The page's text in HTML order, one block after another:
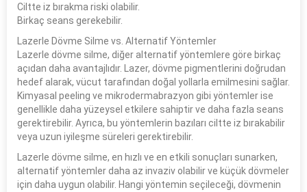
Ciltte iz bırakma riski olabilir.
Birkaç seans gerekebilir.
Lazerle Dövme Silme vs. Alternatif Yöntemler
Lazerle dövme silme, diğer alternatif yöntemlere göre birkaç
açıdan daha avantajlıdır. Lazer, dövme pigmentlerini doğrudan
hedef alarak, vücut tarafından doğal yollarla emilmesini sağlar.
Kimyasal peeling ve mikrodermabrazyon gibi yöntemler ise
genellikle daha yüzeysel etkilere sahiptir ve daha fazla seans
gerektirebilir. Ayrıca, bu yöntemlerin bazıları ciltte iz bırakabilir
veya uzun iyileşme süreleri gerektirebilir.
Lazerle dövme silme, en hızlı ve en etkili sonuçları sunarken,
alternatif yöntemler daha az invaziv olabilir ve küçük dövmeler
için daha uygun olabilir. Hangi yöntemin seçileceği, dövmenin